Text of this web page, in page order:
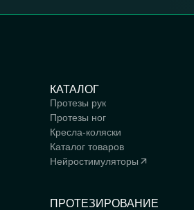
КАТАЛОГ
Протезы рук
Протезы ног
Кресла-коляски
Каталог товаров
Нейростимуляторы
ПРОТЕЗИРОВАНИЕ